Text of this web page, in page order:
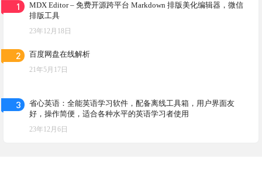
1
MDX Editor – 免费开源跨平台 Markdown 排版美化编辑器，微信
排版工具
23年12月18日
2 百度网盘在线解析
21年5月17日
3
省心英语：全能英语学习软件，配备离线工具箱，用户界面友
好，操作简便，适合各种水平的英语学习者使用
23年12月6日